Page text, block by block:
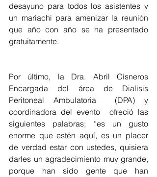
desayuno para todos los asistentes y
un mariachi para amenizar la reunión
que año con año se ha presentado
gratuitamente.
Por último, la Dra. Abril Cisneros
Encargada del área de Dialisis
Peritoneal Ambulatoria  (DPA) y
coordinadora del evento  ofreció las
siguientes palabras; “es un gusto
enorme que estén aquí, es un placer
de verdad estar con ustedes, quisiera
darles un agradecimiento muy grande,
porque han sido gente que han